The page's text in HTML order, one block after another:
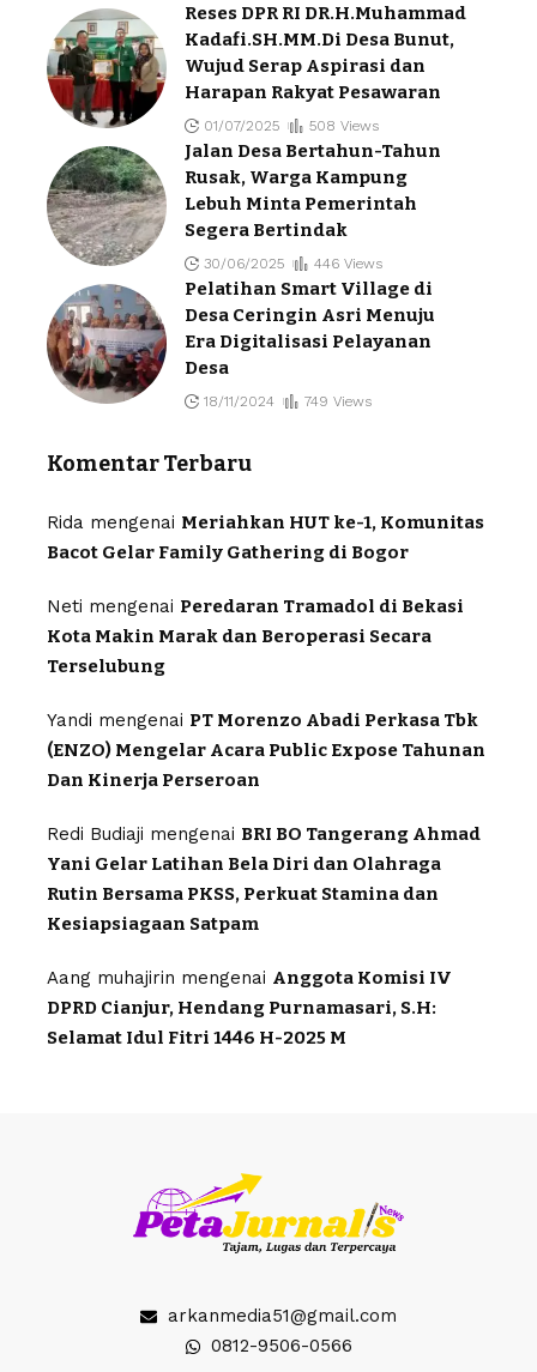
Reses DPR RI DR.H.Muhammad
Kadafi.SH.MM.Di Desa Bunut,
Wujud Serap Aspirasi dan
Harapan Rakyat Pesawaran
01/07/2025 508 Views
Jalan Desa Bertahun-Tahun
Rusak, Warga Kampung
Lebuh Minta Pemerintah
Segera Bertindak
30/06/2025 446 Views
Pelatihan Smart Village di
Desa Ceringin Asri Menuju
Era Digitalisasi Pelayanan
Desa
18/11/2024 749 Views
Komentar Terbaru
Rida mengenai Meriahkan HUT ke-1, Komunitas
Bacot Gelar Family Gathering di Bogor
Neti mengenai Peredaran Tramadol di Bekasi
Kota Makin Marak dan Beroperasi Secara
Terselubung
Yandi mengenai PT Morenzo Abadi Perkasa Tbk
(ENZO) Mengelar Acara Public Expose Tahunan
Dan Kinerja Perseroan
Redi Budiaji mengenai BRI BO Tangerang Ahmad
Yani Gelar Latihan Bela Diri dan Olahraga
Rutin Bersama PKSS, Perkuat Stamina dan
Kesiapsiagaan Satpam
Aang muhajirin mengenai Anggota Komisi IV
DPRD Cianjur, Hendang Purnamasari, S.H:
Selamat Idul Fitri 1446 H-2025 M
arkanmedia51@gmail.com
0812-9506-0566